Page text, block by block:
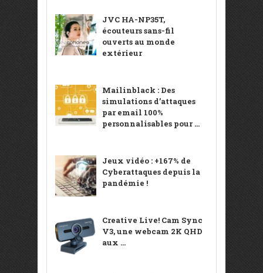
JVC HA-NP35T,
écouteurs sans-fil
ouverts au monde
extérieur
Mailinblack : Des
simulations d’attaques
par email 100%
personnalisables pour ...
Jeux vidéo : +167% de
Cyberattaques depuis la
pandémie !
Creative Live! Cam Sync
V3, une webcam 2K QHD
aux ...